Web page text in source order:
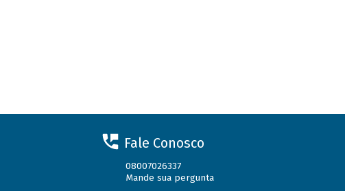
Fale Conosco
08007026337
Mande sua pergunta